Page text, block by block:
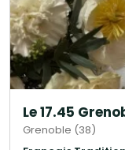
Le 17.45
Grenoble (38)